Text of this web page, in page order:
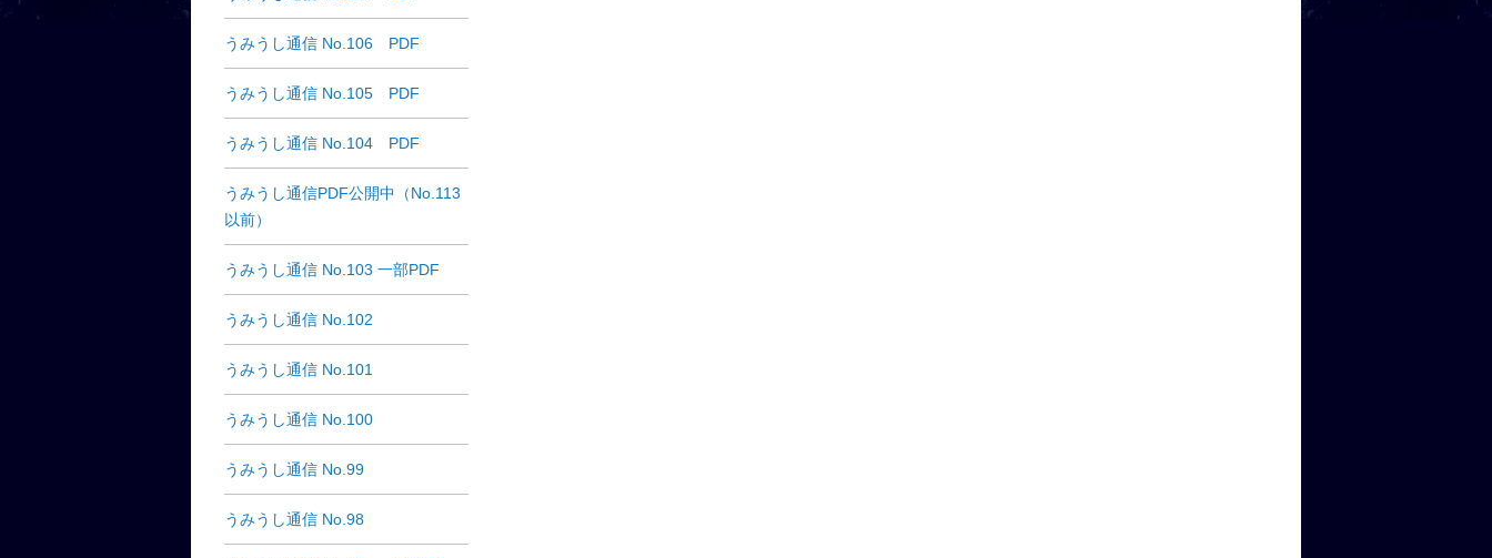
うみうし通信 No.106 PDF
うみうし通信 No.105 PDF
うみうし通信 No.104 PDF
うみうし通信PDF公開中（No.113
以前）
うみうし通信 No.103 一部PDF
うみうし通信 No.102
うみうし通信 No.101
うみうし通信 No.100
うみうし通信 No.99
うみうし通信 No.98